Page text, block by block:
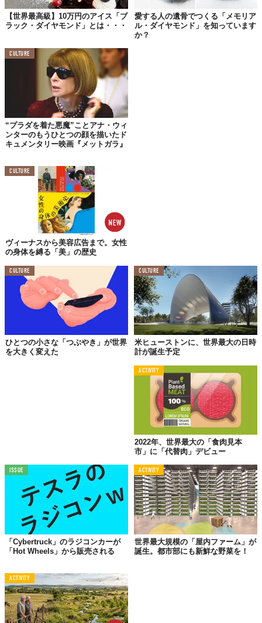
ンドですが、今日はそんな宝石に関するトピックをひとつ......。
118年前（1905年）の今日1月26日は、世界最大のダイヤモンド
場所は、南アフリカの北東部にあるハウテン州の鉱山。後に、採
掘場（カリナン鉱山）のオーナーであるトーマス・カリナン氏の
名前に由来し「カリナン」と名付けられる原石のサイズは、長さ
101mm、高さ63.5mm、幅50.8mmにして、質量単位で表すと、
なんと3106カラット（621.2g）という超巨大なものでした。
9個の大きなピースと96の小さな欠片に切り出されたカリナン。
大きな9片は、それぞれがカリナンⅠ（1）〜Ⅸ（9）と命名されて
世界最大の研磨されたダイヤモンドであるカリナンⅠは、イギリス
の君主だけがもつことを許された杖状のレガリア（※）「王笏
（おうしゃく）」のヘッド部分に据えられているのだとか。
そんな誰をも魅了する神秘的な輝きを放つ宝石・ダイヤモンドで
すが、取り引きや採掘に関して、紛争地帯で資金源として利用さ
れたり、児童労働や環境破壊といったさまざまな問題が指摘され
今、人間にとって、地球にとって、本当に美しく尊いものとは
──？
そんなことを考えるきっかけの日にしてみてはいかがでしょう
※正統な王であることを示す物品。
Top image: ©
TABI LABO
この世界は、もっと広いはずだ。
【世界最高級】10万円のアイス「ブ
ラック・ダイヤモンド」とは・・・
愛する人の遺骨でつくる「メモリア
ル・ダイヤモンド」を知っています
か？
CULTURE
“プラダを着た悪魔”ことアナ・ウィ
ンターのもうひとつの顔を描いたド
キュメンタリー映画『メットガラ』
CULTURE
ヴィーナスから美容広告まで。女性
の身体を縛る「美」の歴史
CULTURE
ひとつの小さな「つぶやき」が世界
を大きく変えた
CULTURE
米ヒューストンに、世界最大の日時
計が誕生予定
ACTIVITY
2022年、世界最大の「食肉見本
市」に「代替肉」デビュー
ISSUE
「Cybertruck」のラジコンカーが
「Hot Wheels」から販売される
ACTIVITY
世界最大規模の「屋内ファーム」が
誕生。都市部にも新鮮な野菜を！
ACTIVITY